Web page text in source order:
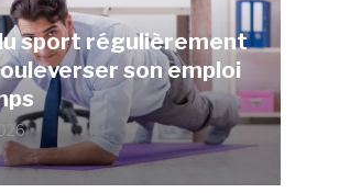
sport régulièrement
son emploi